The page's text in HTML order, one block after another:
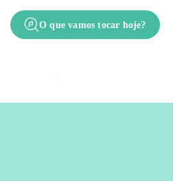
O que vamos tocar hoje?